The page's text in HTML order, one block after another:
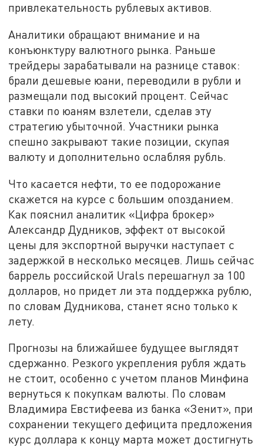
привлекательность рублевых активов.
Аналитики обращают внимание и на
конъюнктуру валютного рынка. Раньше
трейдеры зарабатывали на разнице ставок:
брали дешевые юани, переводили в рубли и
размещали под высокий процент. Сейчас
ставки по юаням взлетели, сделав эту
стратегию убыточной. Участники рынка
спешно закрывают такие позиции, скупая
валюту и дополнительно ослабляя рубль.
Что касается нефти, то ее подорожание
скажется на курсе с большим опозданием.
Как пояснил аналитик «Цифра брокер»
Александр Дудников, эффект от высокой
цены для экспортной выручки наступает с
задержкой в несколько месяцев. Лишь сейчас
баррель российской Urals перешагнул за 100
долларов, но придет ли эта поддержка рублю,
по словам Дудникова, станет ясно только к
лету.
Прогнозы на ближайшее будущее выглядят
сдержанно. Резкого укрепления рубля ждать
не стоит, особенно с учетом планов Минфина
вернуться к покупкам валюты. По словам
Владимира Евстифеева из банка «Зенит», при
сохранении текущего дефицита предложения
курс доллара к концу марта может достигнуть